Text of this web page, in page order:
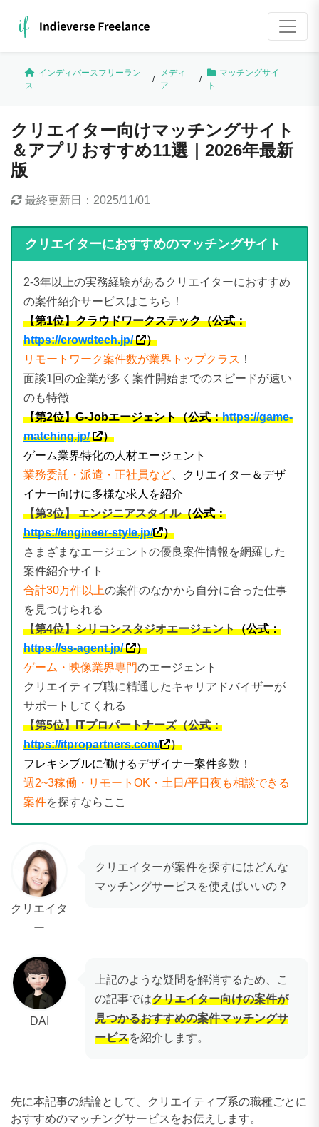
インディバースフリーラン
ス
/
メディ
ア
/
マッチングサイ
ト
クリエイター向けマッチングサイト
＆アプリおすすめ11選｜2026年最新
版
最終更新日： 2025/11/01
クリエイターにおすすめのマッチングサイト
2-3年以上の実務経験があるクリエイターにおすすめ
の案件紹介サービスはこちら！
【第1位】クラウドワークステック（公式：
https://crowdtech.jp/
）
リモートワーク案件数が業界トップクラス ！
面談1回の企業が多く案件開始までのスピードが速い
のも特徴
【第2位】G-Jobエージェント（公式：https://game-
matching.jp/
）
ゲーム業界特化の人材エージェント
業務委託・派遣・正社員など 、クリエイター＆デザ
イナー向けに多様な求人を紹介
【第3位】 エンジニアスタイル（公式：
https://engineer-style.jp/
）
さまざまなエージェントの優良案件情報を網羅した
案件紹介サイト
合計30万件以上の案件のなかから自分に合った仕事
を見つけられる
【第4位】シリコンスタジオエージェント（公式：
https://ss-agent.jp/
）
ゲーム・映像業界専門のエージェント
クリエイティブ職に精通したキャリアドバイザーが
サポートしてくれる
【第5位】ITプロパートナーズ（公式：
https://itpropartners.com/
）
フレキシブルに働けるデザイナー案件多数！
週2~3稼働・リモートOK・土日/平日夜も相談できる
案件を探すならここ
クリエイタ
ー
クリエイターが案件を探すにはどんな
マッチングサービスを使えばいいの？
DAI
上記のような疑問を解消するため、こ
の記事ではクリエイター向けの案件が
見つかるおすすめの案件マッチングサ
ービスを紹介します。
先に本記事の結論として、クリエイティブ系の職種ごとに
おすすめのマッチングサービスをお伝えします。